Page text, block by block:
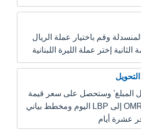
وقم باختيار عملة الريال
الثانية إختر عملة الليرة اللبنانية
المبلغ' وستحصل على سعر قيمة
المبلغ وسعر تحويل OMR إلى LBP اليوم ومخطط بياني
عشرة أيام